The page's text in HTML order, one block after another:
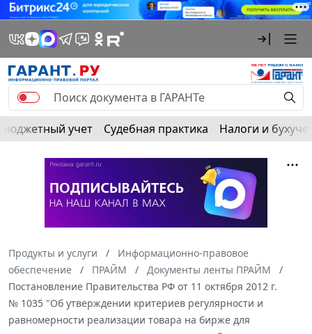
Бюджетный учет Судебная практика Налоги и
Продукты и услуги
Информационно-правовое
обеспечение
ПРАЙМ
Документы ленты ПРАЙМ
Постановление Правительства РФ от 11 октября 2012 г.
№ 1035 "Об утверждении критериев регулярности и
равномерности реализации товара на бирже для